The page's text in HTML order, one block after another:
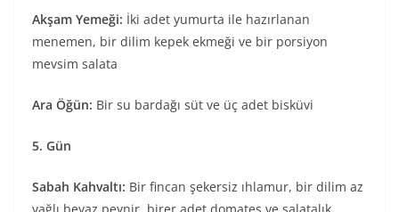
Akşam Yemeği: İki adet yumurta ile hazırlanan
menemen, bir dilim kepek ekmeği ve bir porsiyon
mevsim salata
Ara Öğün: Bir su bardağı süt ve üç adet bisküvi
5. Gün
Sabah Kahvaltı: Bir fincan şekersiz ıhlamur, bir dilim az